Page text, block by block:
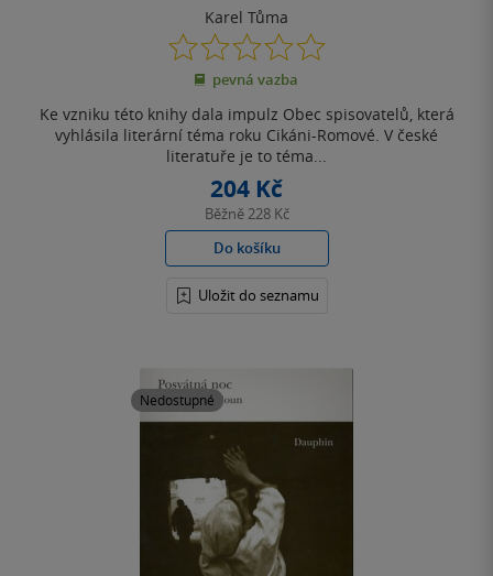
Karel Tůma
0.0
z
5
pevná vazba
Ke vzniku této knihy dala impulz Obec spisovatelů, která
vyhlásila literární téma roku Cikáni-Romové. V české
literatuře je to téma...
204 Kč
Běžně228 Kč
Do košíku
Uložit do seznamu
Nedostupné